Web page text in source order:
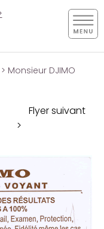
> Monsieur DJIMO
Flyer suivant
>